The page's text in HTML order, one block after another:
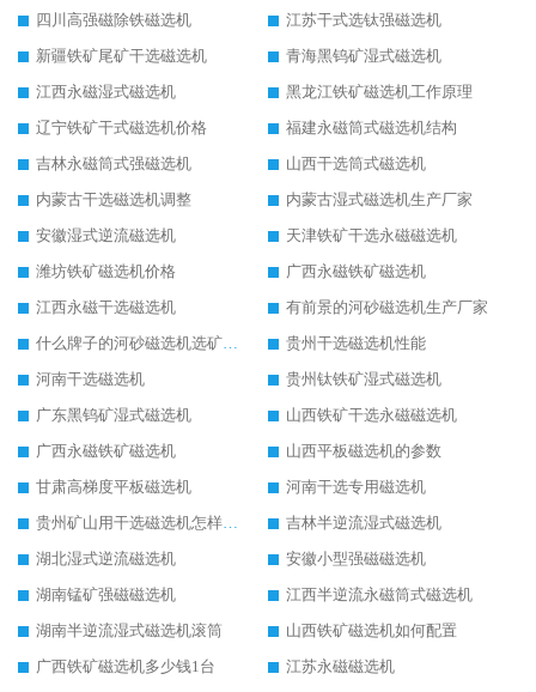
四川高强磁除铁磁选机
江苏干式选钛强磁选机
新疆铁矿尾矿干选磁选机
青海黑钨矿湿式磁选机
江西永磁湿式磁选机
黑龙江铁矿磁选机工作原理
辽宁铁矿干式磁选机价格
福建永磁筒式磁选机结构
吉林永磁筒式强磁选机
山西干选筒式磁选机
内蒙古干选磁选机调整
内蒙古湿式磁选机生产厂家
安徽湿式逆流磁选机
天津铁矿干选永磁磁选机
潍坊铁矿磁选机价格
广西永磁铁矿磁选机
江西永磁干选磁选机
有前景的河砂磁选机生产厂家
什么牌子的河砂磁选机选矿效果好
贵州干选磁选机性能
河南干选磁选机
贵州钛铁矿湿式磁选机
广东黑钨矿湿式磁选机
山西铁矿干选永磁磁选机
广西永磁铁矿磁选机
山西平板磁选机的参数
甘肃高梯度平板磁选机
河南干选专用磁选机
贵州矿山用干选磁选机怎样调磁
吉林半逆流湿式磁选机
湖北湿式逆流磁选机
安徽小型强磁磁选机
湖南锰矿强磁磁选机
江西半逆流永磁筒式磁选机
湖南半逆流湿式磁选机滚筒
山西铁矿磁选机如何配置
广西铁矿磁选机多少钱1台
江苏永磁磁选机